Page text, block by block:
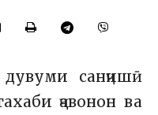
санҷишӣ
ҷавонон ва